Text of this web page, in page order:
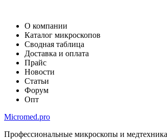
О компании
Каталог микроскопов
Сводная таблица
Доставка и оплата
Прайс
Новости
Статьи
Форум
Опт
Micromed.pro
Профессиональные микроскопы и медтехника